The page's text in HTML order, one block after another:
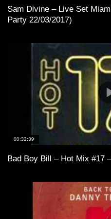
Dunes Deep &
Connect With
Canaria📍
Lofi House
Another day |
| dj cakewaffle
Sam Divine – Live Set
Party 22/03/2017)
00:32:39
Bad Boy Bill – Hot Mix #17